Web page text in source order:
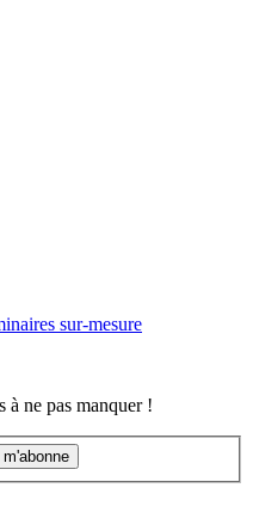
sur-mesure
à ne pas manquer !